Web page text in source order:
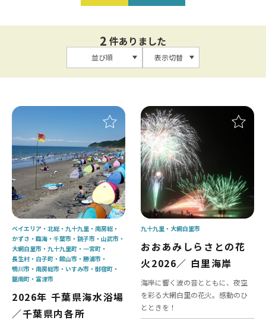
2 件ありました
並び順 表示切替
2026年 千葉県海水浴場
／千葉県内各所
ベイエリア 北総 九十九里
南房総
かずさ・臨海
千葉市 銚子市
山武市
大網白里市
九十九里町
一宮町
長生村
白子町 館山市
勝浦市
鴨川市
南房総市 いすみ市
御宿町
鋸南町
富津市
おおあみしらさとの花
火2026／ 白里海岸
海岸に響く波の音とともに、夜空
を彩る大網白里の花火。感動のひ
とときを！
九十九里 大網白里市